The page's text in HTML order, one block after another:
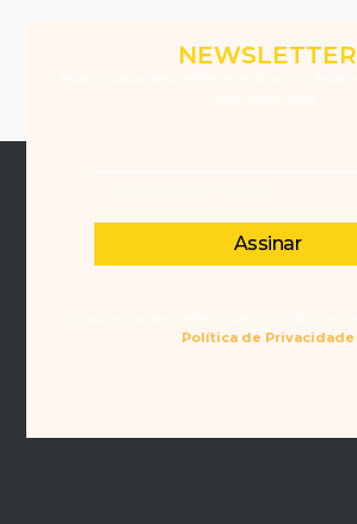
NEWSLETTER
Assinar
Política de Privacidade